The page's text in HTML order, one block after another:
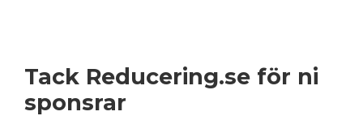
Tack Reducering.se för ni
sponsrar